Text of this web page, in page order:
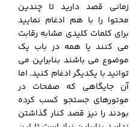
زمانی قصد دارید تا چندین
محتوا را با هم ادغام نمایید
برای کلمات کلیدی مشابه رقابت
می کنند یا همه در باب یک
موضوع می باشند بنابراین می
توانید با یکدیگر ادغام کنید. اما
آن جایگاهی که صفحات در
موتورهای جستجو کسب کرده
بودند را نیز قصد کنار گذاشتن